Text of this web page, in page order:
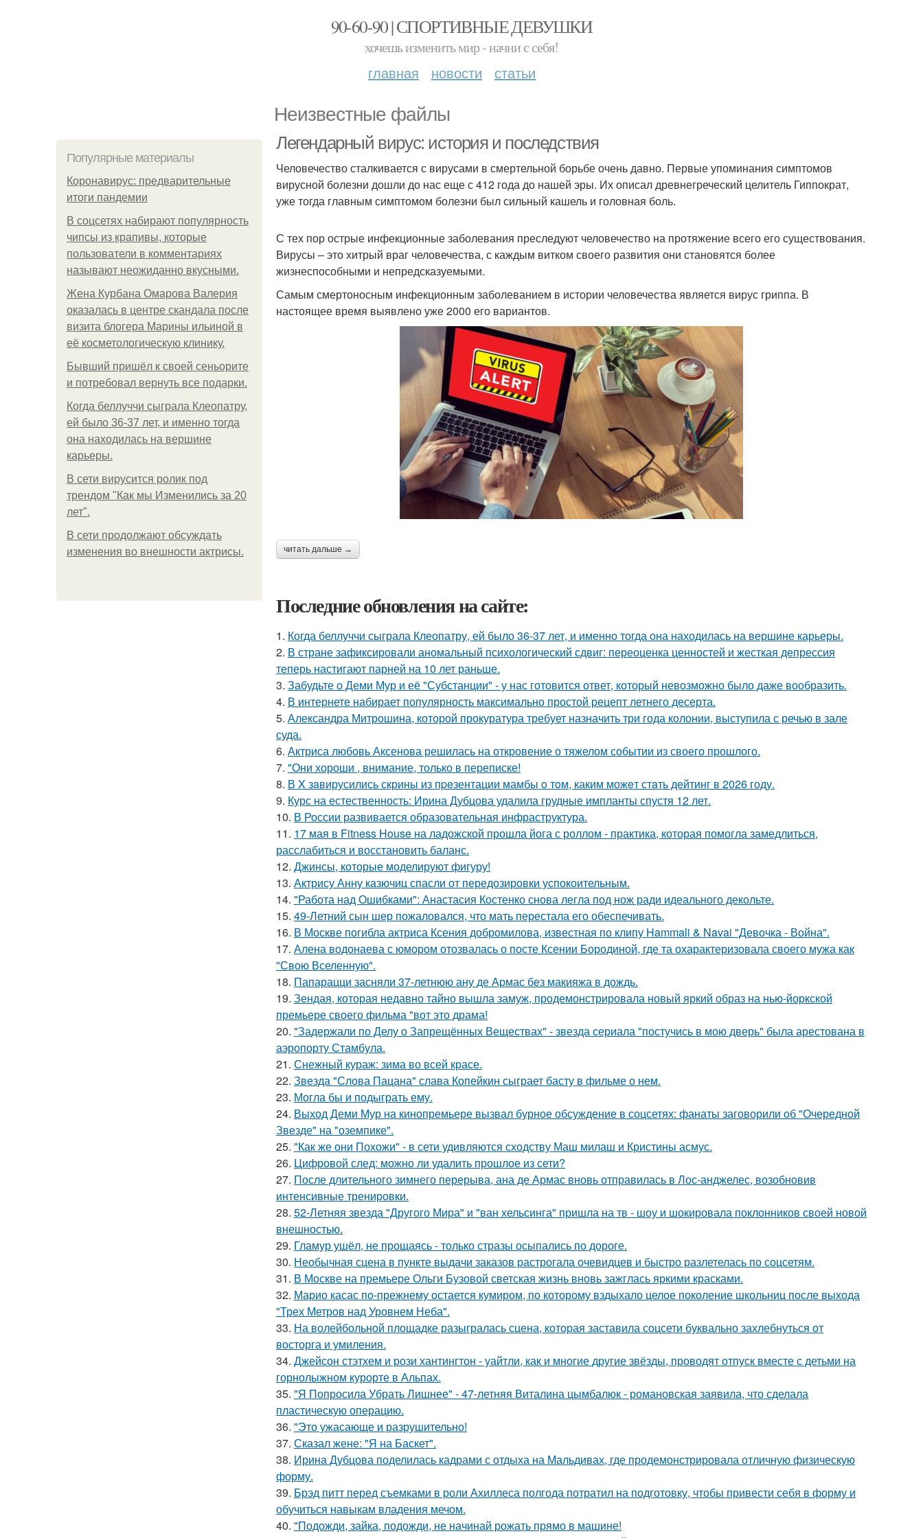
90-60-90 | СПОРТИВНЫЕ ДЕВУШКИ
хочешь изменить мир - начни с себя!
главная новости статьи
Неизвестные файлы
Популярные материалы
Коронавирус: предварительные
итоги пандемии
В соцсетях набирают популярность
чипсы из крапивы, которые
пользователи в комментариях
называют неожиданно вкусными.
Жена Курбана Омарова Валерия
оказалась в центре скандала после
визита блогера Марины ильиной в
её косметологическую клинику.
Бывший пришёл к своей сеньорите
и потребовал вернуть все подарки.
Когда беллуччи сыграла Клеопатру,
ей было 36-37 лет, и именно тогда
она находилась на вершине
карьеры.
В сети вирусится ролик под
трендом "Как мы Изменились за 20
лет".
В сети продолжают обсуждать
изменения во внешности актрисы.
Легендарный вирус: история и последствия
Человечество сталкивается с вирусами в смертельной борьбе очень давно. Первые упоминания симптомов
вирусной болезни дошли до нас еще с 412 года до нашей эры. Их описал древнегреческий целитель Гиппократ,
уже тогда главным симптомом болезни был сильный кашель и головная боль.
С тех пор острые инфекционные заболевания преследуют человечество на протяжение всего его существования.
Вирусы – это хитрый враг человечества, с каждым витком своего развития они становятся более
жизнеспособными и непредсказуемыми.
Самым смертоносным инфекционным заболеванием в истории человечества является вирус гриппа. В
настоящее время выявлено уже 2000 его вариантов.
читать дальше →
Последние обновления на сайте:
1. Когда беллуччи сыграла Клеопатру, ей было 36-37 лет, и именно тогда она находилась на вершине карьеры.
2. В стране зафиксировали аномальный психологический сдвиг: переоценка ценностей и жесткая депрессия
теперь настигают парней на 10 лет раньше.
3. Забудьте о Деми Мур и её "Субстанции" - у нас готовится ответ, который невозможно было даже вообразить.
4. В интернете набирает популярность максимально простой рецепт летнего десерта.
5. Александра Митрошина, которой прокуратура требует назначить три года колонии, выступила с речью в зале
суда.
6. Актриса любовь Аксенова решилась на откровение о тяжелом событии из своего прошлого.
7. "Они хороши , внимание, только в переписке!
8. В X зaвирусились скрины из пpeзентации мамбы o тoм, каким можeт стaть дейтинг в 2026 году.
9. Курс на естественность: Ирина Дубцова удалила грудные импланты спустя 12 лет.
10. В России развивается образовательная инфраструктура.
11. 17 мая в Fitness House на ладожской прошла йога с роллом - практика, которая помогла замедлиться,
расслабиться и восстановить баланс.
12. Джинсы, которые моделируют фигуру!
13. Актрису Анну казючиц спасли от передозировки успокоительным.
14. "Работа над Ошибками": Анастасия Костенко снова легла под нож ради идеального декольте.
15. 49-Летний сын шер пожаловался, что мать перестала его обеспечивать.
16. В Москве погибла актриса Ксения добромилова, известная по клипу Hammali & Navai "Девочка - Война".
17. Алена водонаева с юмором отозвалась о посте Ксении Бородиной, где та охарактеризовала своего мужа как
"Свою Вселенную".
18. Папарацци засняли 37-летнюю ану де Армас без макияжа в дождь.
19. Зендая, которая недавно тайно вышла замуж, продемонстрировала новый яркий образ на нью-йоркской
премьере своего фильма "вот это драма!
20. "Задержали по Делу о Запрещённых Веществах" - звезда сериала "постучись в мою дверь" была арестована в
аэропорту Стамбула.
21. Снежный кураж: зима во всей красе.
22. Звезда "Слова Пацана" слава Копейкин сыграет басту в фильме о нем.
23. Могла бы и подыграть ему.
24. Выход Деми Мур на кинопремьере вызвал бурное обсуждение в соцсетях: фанаты заговорили об "Очередной
Звезде" на "оземпике".
25. "Как же они Похожи" - в сети удивляются сходству Маш милаш и Кристины асмус.
26. Цифровой след: можно ли удалить прошлое из сети?
27. После длительного зимнего перерыва, ана де Армас вновь отправилась в Лос-анджелес, возобновив
интенсивные тренировки.
28. 52-Летняя звезда "Другого Мира" и "ван хельсинга" пришла на тв - шоу и шокировала поклонников своей новой
внешностью.
29. Гламур ушёл, не прощаясь - только стразы осыпались по дороге.
30. Необычная сцена в пункте выдачи заказов растрогала очевидцев и быстро разлетелась по соцсетям.
31. В Москве на премьере Ольги Бузовой светская жизнь вновь зажглась яркими красками.
32. Марио касас по-прежнему остается кумиром, по которому вздыхало целое поколение школьниц после выхода
"Трех Метров над Уровнем Неба".
33. На волейбольной площадке разыгралась сцена, которая заставила соцсети буквально захлебнуться от
восторга и умиления.
34. Джейсон стэтхем и рози хантингтон - уайтли, как и многие другие звёзды, проводят отпуск вместе с детьми на
горнолыжном курорте в Альпах.
35. "Я Попросила Убрать Лишнее" - 47-летняя Виталина цымбалюк - романовская заявила, что сделала
пластическую операцию.
36. "Это ужасающе и разрушительно!
37. Сказал жене: "Я на Баскет".
38. Ирина Дубцова поделилась кадрами с отдыха на Мальдивах, где продемонстрировала отличную физическую
форму.
39. Брэд питт перед съемками в роли Ахиллеса полгода потратил на подготовку, чтобы привести себя в форму и
обучиться навыкам владения мечом.
40. "Подожди, зайка, подожди, не начинай рожать прямо в машине!